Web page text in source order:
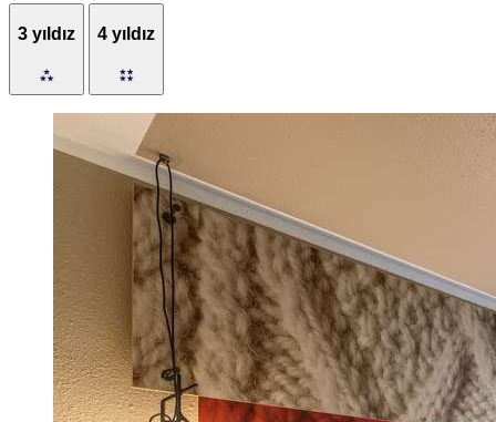
3 yıldız 4 yıldız